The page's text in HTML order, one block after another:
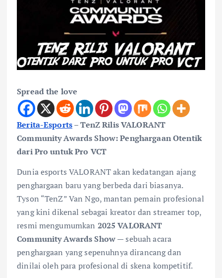
Spread the love
Berita-Esports– TenZ Rilis VALORANT
Community Awards Show: Penghargaan Otentik
dari Pro untuk Pro VCT
Dunia esports VALORANT akan kedatangan ajang
penghargaan baru yang berbeda dari biasanya.
Tyson “TenZ” Van Ngo, mantan pemain profesional
yang kini dikenal sebagai kreator dan streamer top,
resmi mengumumkan 2025 VALORANT
Community Awards Show— sebuah acara
penghargaan yang sepenuhnya dirancang dan
dinilai oleh para profesional di skena kompetitif.